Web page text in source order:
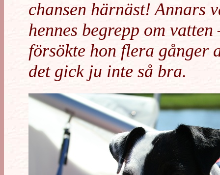
chansen härnäst! Annars
hennes begrepp om
försökte hon flera gånger
det gick ju inte så bra.